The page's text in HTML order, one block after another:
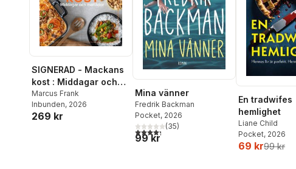
SIGNERAD - Mackans
kost : Middagar och
matlådor
Marcus Frank
Inbunden, 2026
269 kr
Mina vänner
Fredrik Backman
Pocket, 2026
4,3utav 5 stjärnor. Totalt antal röster:
(35)
99 kr
En tradwifes
hemlighet
Liane Child
Pocket, 2026
69 kr99 kr